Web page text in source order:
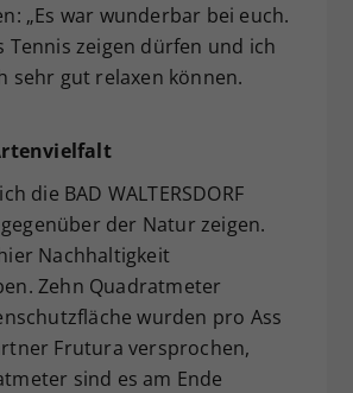
„Es war wunderbar bei euch.
Tennis zeigen dürfen und ich
sehr gut relaxen können.
die BAD WALTERSDORF
gegenüber der Natur zeigen.
Nachhaltigkeit
Zehn Quadratmeter
wurden pro Ass
Frutura versprochen,
sind es am Ende